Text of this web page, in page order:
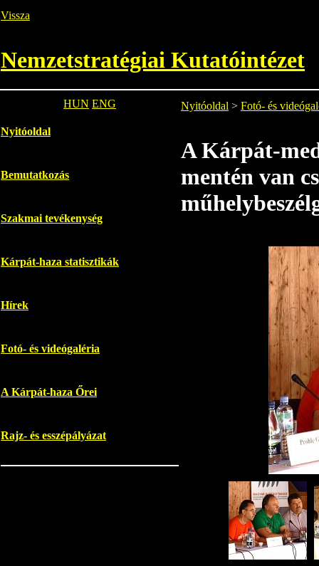
Vissza
Nemzetstratégiai Kutatóintézet
HUN ENG
Nyitóoldal
Bemutatkozás
Szakmai tevékenység
Kárpát-haza statisztikák
Hírek
Fotó- és videógaléria
A Kárpát-haza Őrei
Rajz- és esszépályázat
Nyitóoldal > Fotó- és
A Kárpát-
mentén van